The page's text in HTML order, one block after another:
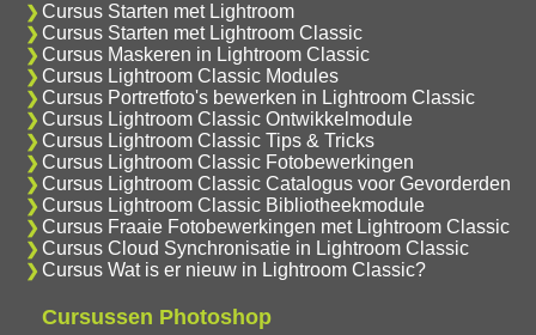
Cursus Starten met Lightroom
Cursus Starten met Lightroom Classic
Cursus Maskeren in Lightroom Classic
Cursus Lightroom Classic Modules
Cursus Portretfoto's bewerken in Lightroom Classic
Cursus Lightroom Classic Ontwikkelmodule
Cursus Lightroom Classic Tips & Tricks
Cursus Lightroom Classic Fotobewerkingen
Cursus Lightroom Classic Catalogus voor Gevorderden
Cursus Lightroom Classic Bibliotheekmodule
Cursus Fraaie Fotobewerkingen met Lightroom Classic
Cursus Cloud Synchronisatie in Lightroom Classic
Cursus Wat is er nieuw in Lightroom Classic?
Cursussen Photoshop